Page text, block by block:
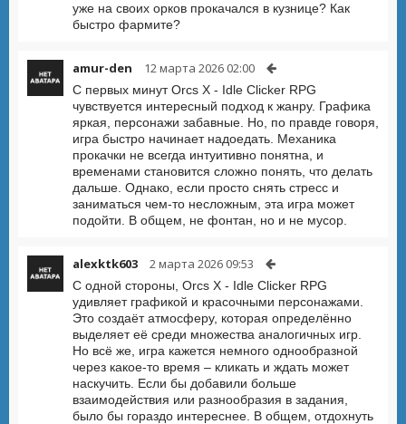
уже на своих орков прокачался в кузнице? Как
быстро фармите?
amur-den 12 марта 2026 02:00
С первых минут Orcs X - Idle Clicker RPG
чувствуется интересный подход к жанру. Графика
яркая, персонажи забавные. Но, по правде говоря,
игра быстро начинает надоедать. Механика
прокачки не всегда интуитивно понятна, и
временами становится сложно понять, что делать
дальше. Однако, если просто снять стресс и
заниматься чем-то несложным, эта игра может
подойти. В общем, не фонтан, но и не мусор.
alexktk603 2 марта 2026 09:53
С одной стороны, Orcs X - Idle Clicker RPG
удивляет графикой и красочными персонажами.
Это создаёт атмосферу, которая определённо
выделяет её среди множества аналогичных игр.
Но всё же, игра кажется немного однообразной
через какое-то время – кликать и ждать может
наскучить. Если бы добавили больше
взаимодействия или разнообразия в задания,
было бы гораздо интереснее. В общем, отдохнуть